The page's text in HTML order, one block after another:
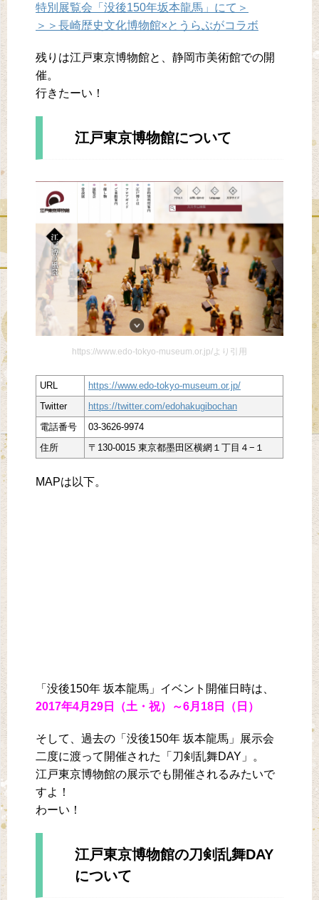
特別展覧会「没後150年坂本龍馬」にて＞
＞＞長崎歴史文化博物館×とうらぶがコラボ
残りは江戸東京博物館と、静岡市美術館での開
催。
行きたーい！
江戸東京博物館について
https://www.edo-tokyo-museum.or.jp/より引用
URL
https://www.edo-tokyo-museum.or.jp/
Twitter
https://twitter.com/edohakugibochan
電話番号
03-3626-9974
住所
〒130-0015 東京都墨田区横網１丁目４−１
MAPは以下。
「没後150年 坂本龍馬」イベント開催日時は、
2017年4月29日（土・祝）～6月18日（日）
そして、過去の「没後150年 坂本龍馬」展示会
二度に渡って開催された「刀剣乱舞DAY」。
江戸東京博物館の展示でも開催されるみたいで
すよ！
わーい！
江戸東京博物館の刀剣乱舞DAY
について